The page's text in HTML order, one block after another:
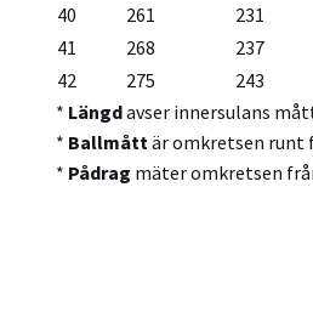
40
261 231
41
268 237
42
275 243
* Längdavser innersulans
* Ballmått är omkretsen runt
* Pådrag mäter omkretsen